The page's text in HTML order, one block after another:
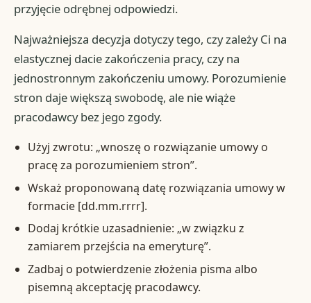
przyjęcie odrębnej odpowiedzi.
Najważniejsza decyzja dotyczy tego, czy zależy Ci na
elastycznej dacie zakończenia pracy, czy na
jednostronnym zakończeniu umowy. Porozumienie
stron daje większą swobodę, ale nie wiąże
pracodawcy bez jego zgody.
Użyj zwrotu: „wnoszę o rozwiązanie umowy o
pracę za porozumieniem stron”.
Wskaż proponowaną datę rozwiązania umowy w
formacie [dd.mm.rrrr].
Dodaj krótkie uzasadnienie: „w związku z
zamiarem przejścia na emeryturę”.
Zadbaj o potwierdzenie złożenia pisma albo
pisemną akceptację pracodawcy.